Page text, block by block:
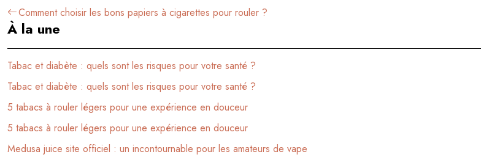
Comment choisir les bons papiers à cigarettes pour rouler ?
À la une
Tabac et diabète : quels sont les risques pour votre santé ?
Tabac et diabète : quels sont les risques pour votre santé ?
5 tabacs à rouler légers pour une expérience en douceur
5 tabacs à rouler légers pour une expérience en douceur
Medusa juice site officiel : un incontournable pour les amateurs de vape